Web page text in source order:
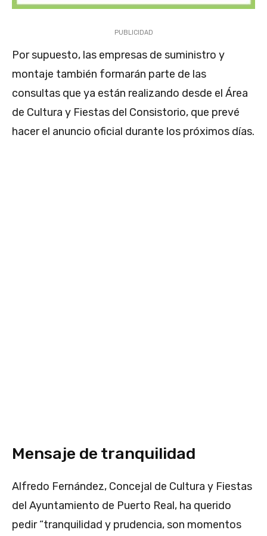
PUBLICIDAD
Por supuesto, las empresas de suministro y
montaje también formarán parte de las
consultas que ya están realizando desde el Área
de Cultura y Fiestas del Consistorio, que prevé
hacer el anuncio oficial durante los próximos días.
Mensaje de tranquilidad
Alfredo Fernández, Concejal de Cultura y Fiestas
del Ayuntamiento de Puerto Real, ha querido
pedir “tranquilidad y prudencia, son momentos